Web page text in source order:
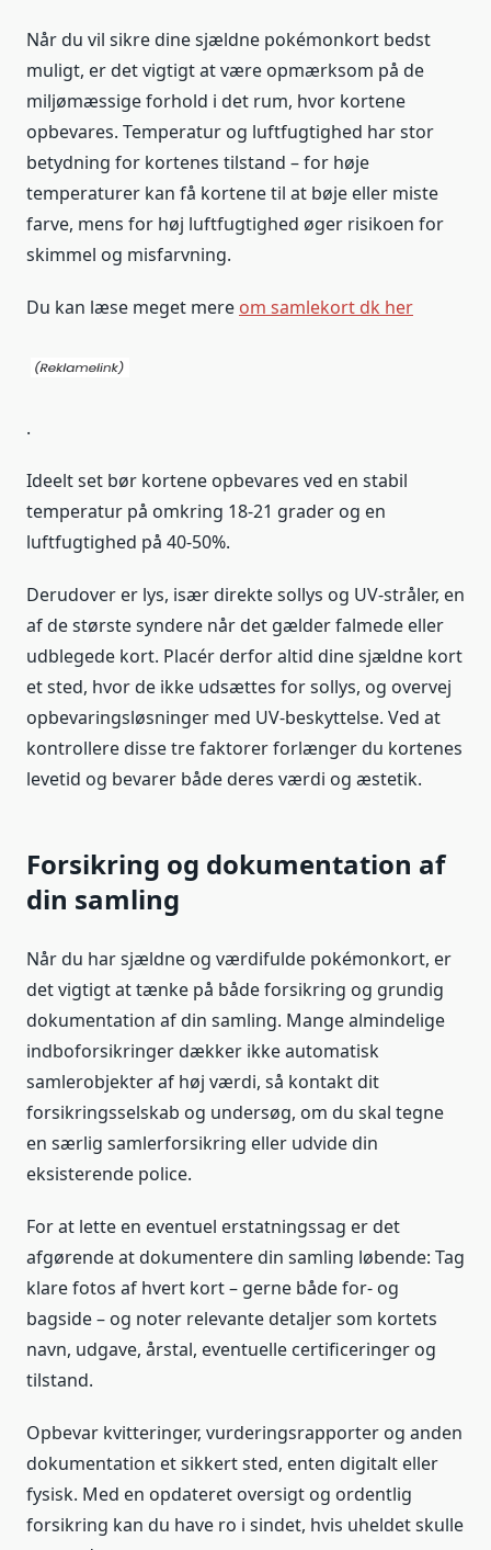
Når du vil sikre dine sjældne pokémonkort bedst
muligt, er det vigtigt at være opmærksom på de
miljømæssige forhold i det rum, hvor kortene
opbevares. Temperatur og luftfugtighed har stor
betydning for kortenes tilstand – for høje
temperaturer kan få kortene til at bøje eller miste
farve, mens for høj luftfugtighed øger risikoen for
skimmel og misfarvning.
Du kan læse meget mere om samlekort dk her
.
Ideelt set bør kortene opbevares ved en stabil
temperatur på omkring 18-21 grader og en
luftfugtighed på 40-50%.
Derudover er lys, især direkte sollys og UV-stråler, en
af de største syndere når det gælder falmede eller
udblegede kort. Placér derfor altid dine sjældne kort
et sted, hvor de ikke udsættes for sollys, og overvej
opbevaringsløsninger med UV-beskyttelse. Ved at
kontrollere disse tre faktorer forlænger du kortenes
levetid og bevarer både deres værdi og æstetik.
Forsikring og dokumentation af
din samling
Når du har sjældne og værdifulde pokémonkort, er
det vigtigt at tænke på både forsikring og grundig
dokumentation af din samling. Mange almindelige
indboforsikringer dækker ikke automatisk
samlerobjekter af høj værdi, så kontakt dit
forsikringsselskab og undersøg, om du skal tegne
en særlig samlerforsikring eller udvide din
eksisterende police.
For at lette en eventuel erstatningssag er det
afgørende at dokumentere din samling løbende: Tag
klare fotos af hvert kort – gerne både for- og
bagside – og noter relevante detaljer som kortets
navn, udgave, årstal, eventuelle certificeringer og
tilstand.
Opbevar kvitteringer, vurderingsrapporter og anden
dokumentation et sikkert sted, enten digitalt eller
fysisk. Med en opdateret oversigt og ordentlig
forsikring kan du have ro i sindet, hvis uheldet skulle